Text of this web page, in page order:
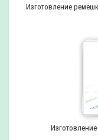
Изготовление